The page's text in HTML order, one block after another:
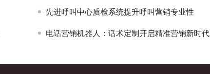
先进呼叫中心质检系统提升呼叫营销专业性
电话营销机器人：话术定制开启精准营销新时代